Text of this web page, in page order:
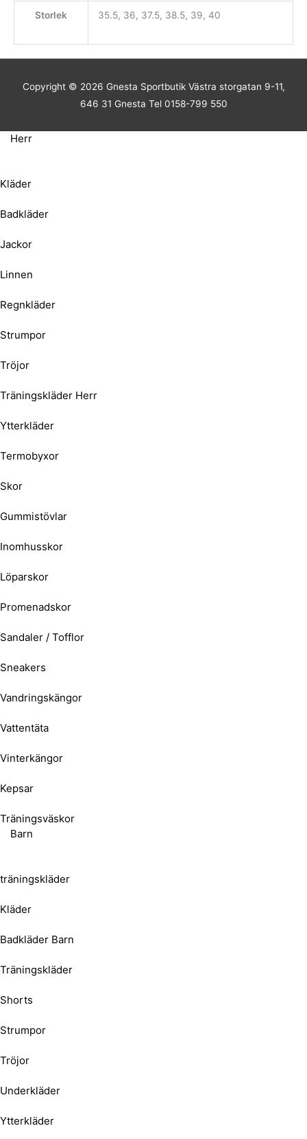
Storlek
35.5, 36, 37.5, 38.5, 39, 40
Copyright © 2026 Gnesta SportbutikVästra storgatan 9-11,
646 31 Gnesta Tel 0158-799 550
Herr
Kläder
Badkläder
Jackor
Linnen
Regnkläder
Strumpor
Tröjor
Träningskläder Herr
Ytterkläder
Termobyxor
Skor
Gummistövlar
Inomhusskor
Löparskor
Promenadskor
Sandaler / Tofflor
Sneakers
Vandringskängor
Vattentäta
Vinterkängor
Kepsar
Träningsväskor
Barn
träningskläder
Kläder
Badkläder Barn
Träningskläder
Shorts
Strumpor
Tröjor
Underkläder
Ytterkläder